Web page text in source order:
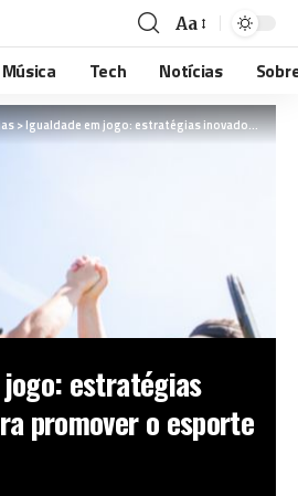
Aa
Música Tech Notícias
>Igualdade em jogo: estratégias inovadoras para promover o esporte feminino
estratégias
promover o esporte